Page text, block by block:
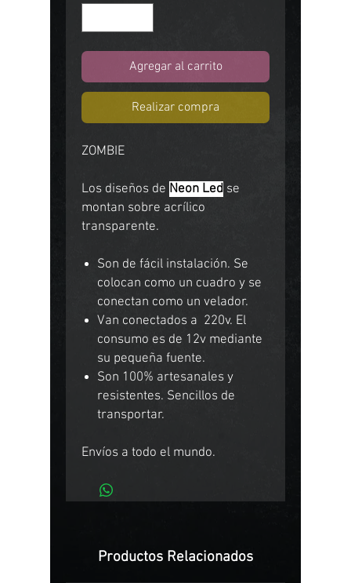
Agregar al carrito
Realizar compra
ZOMBIE
Los diseños de Neon Led se
montan sobre acrílico
transparente.
Son de fácil instalación. Se
colocan como un cuadro y se
conectan como un velador.
Van conectados a 220v. El
consumo es de 12v mediante
su pequeña fuente.
Son 100% artesanales y
resistentes. Sencillos de
transportar.
Envíos a todo el mundo.
Productos Relacionados